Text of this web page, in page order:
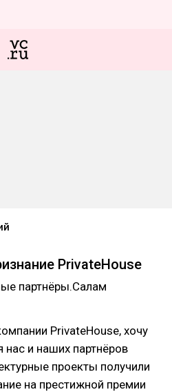
PrivateHouse
партнёры.Салам
PrivateHouse, хочу
и наших партнёров
проекты получили
на престижной премии